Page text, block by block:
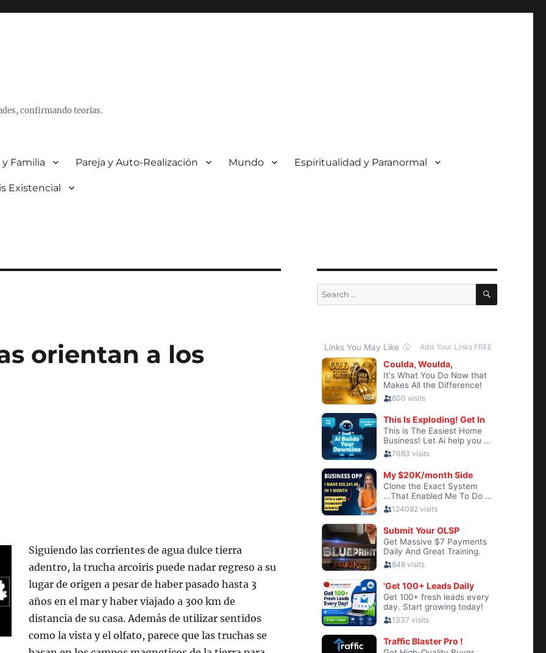
confirmando teorías.
Familia Pareja y Auto-Realización Mundo Espiritualidad y Paranormal
Existencial
orientan a los
Siguiendo las corrientes de agua dulce tierra
adentro, la trucha arcoiris puede nadar regreso a su
lugar de origen a pesar de haber pasado hasta 3
años en el mar y haber viajado a 300 km de
distancia de su casa. Además de utilizar sentidos
como la vista y el olfato, parece que las truchas se
Search
for:
SEARCH